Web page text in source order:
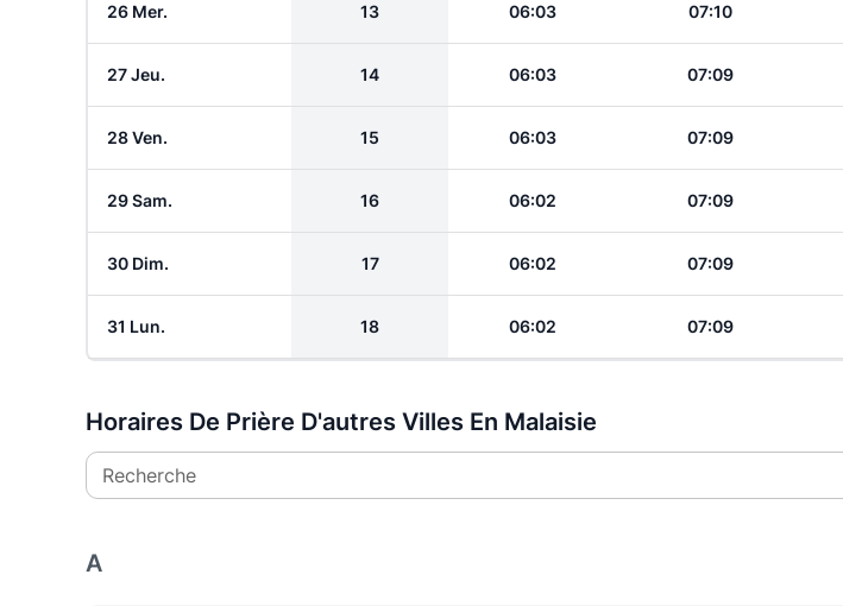
26 Mer. 13 06:03 07:10
27 Jeu. 14 06:03 07:09
28 Ven. 15 06:03 07:09
29 Sam. 16 06:02 07:09
30 Dim. 17 06:02 07:09
31 Lun. 18 06:02 07:09
Horaires De Prière D'autres Villes En Malaisie
Recherche
A